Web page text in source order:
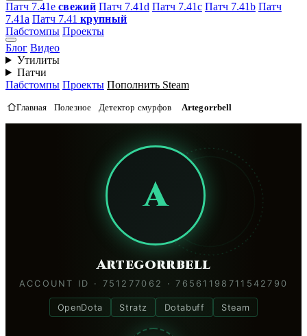
Патч 7.41e свежий Патч 7.41d Патч 7.41c Патч 7.41b Патч
7.41а Патч 7.41 крупный
Пабстомпы Проекты
Блог Видео
Утилиты
Патчи
Пабстомпы Проекты Пополнить Steam
Главная Полезное Детектор смурфов Artegorrbell
A
Artegorrbell
ACCOUNT ID · 751277062 · 76561198711542790
OpenDota Stratz Dotabuff Steam